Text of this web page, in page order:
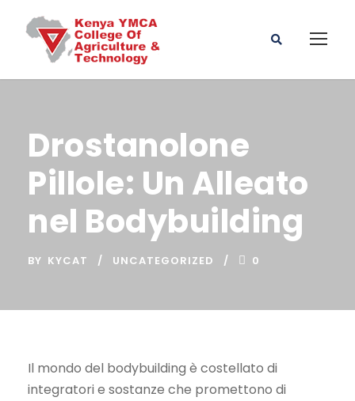
Drostanolone
Pillole: Un Alleato
nel Bodybuilding
BY KYCAT UNCATEGORIZED 0
Il mondo del bodybuilding è costellato di
integratori e sostanze che promettono di